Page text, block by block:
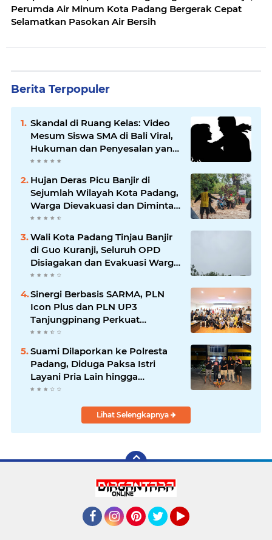
Perumda Air Minum Kota Padang Bergerak Cepat
Selamatkan Pasokan Air Bersih
Berita Terpopuler
Skandal di Ruang Kelas: Video
Mesum Siswa SMA di Bali Viral,
Hukuman dan Penyesalan yang
Mengikuti
Hujan Deras Picu Banjir di
Sejumlah Wilayah Kota Padang,
Warga Dievakuasi dan Diminta
Waspada Banjir Susulan
Wali Kota Padang Tinjau Banjir
di Guo Kuranji, Seluruh OPD
Disiagakan dan Evakuasi Warga
Dipercepat
Sinergi Berbasis SARMA, PLN
Icon Plus dan PLN UP3
Tanjungpinang Perkuat
Kolaborasi Strategis
Suami Dilaporkan ke Polresta
Padang, Diduga Paksa Istri
Layani Pria Lain hingga
Berulang Kali
Lihat Selengkapnya